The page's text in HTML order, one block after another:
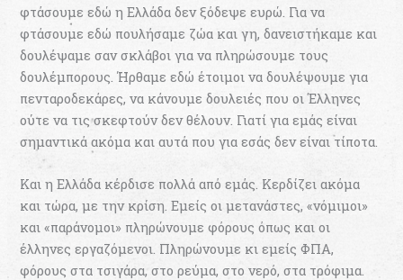
φτάσουμε εδώ η Ελλάδα δεν ξόδεψε ευρώ. Για να
φτάσουμε εδώ πουλήσαμε ζώα και γη, δανειστήκαμε και
δουλέψαμε σαν σκλάβοι για να πληρώσουμε τους
δουλέμπορους. Ήρθαμε εδώ έτοιμοι να δουλέψουμε για
πενταροδεκάρες, να κάνουμε δουλειές που οι Έλληνες
ούτε να τις σκεφτούν δεν θέλουν. Γιατί για εμάς είναι
σημαντικά ακόμα και αυτά που για εσάς δεν είναι τίποτα.
Και η Ελλάδα κέρδισε πολλά από εμάς. Κερδίζει ακόμα
και τώρα, με την κρίση. Εμείς οι μετανάστες, «νόμιμοι»
και «παράνομοι» πληρώνουμε φόρους όπως και οι
έλληνες εργαζόμενοι. Πληρώνουμε κι εμείς ΦΠΑ,
φόρους στα τσιγάρα, στο ρεύμα, στο νερό, στα τρόφιμα.